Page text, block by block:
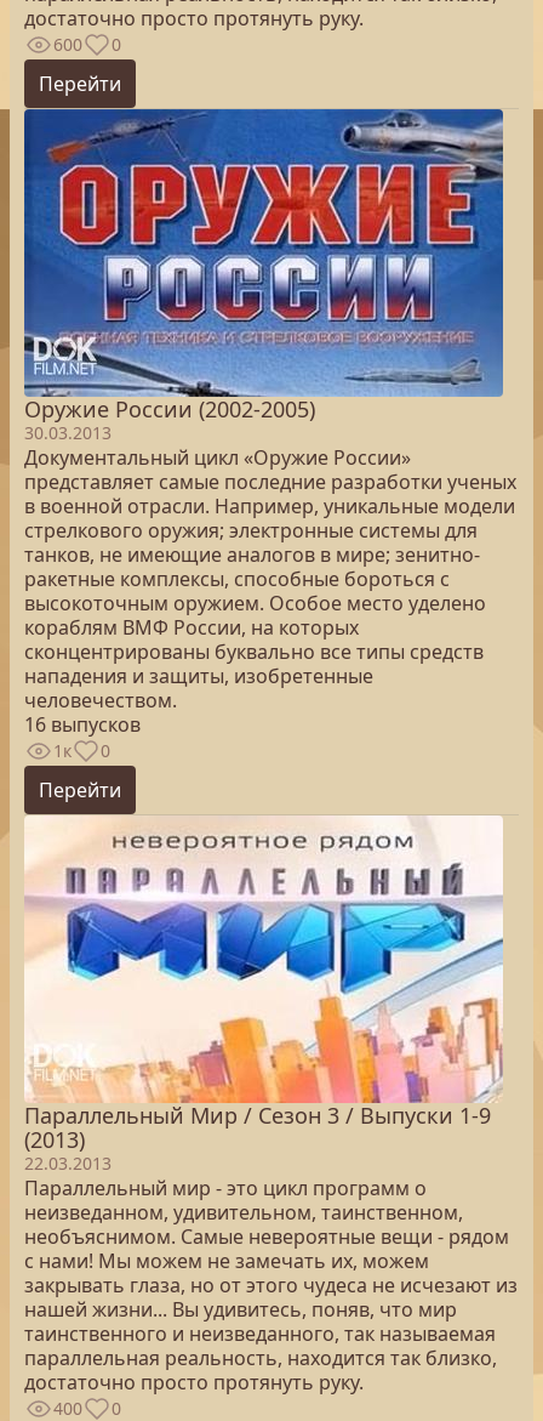
достаточно просто протянуть руку.
600 0
Перейти
Оружие России (2002-2005)
30.03.2013
Документальный цикл «Оружие России»
представляет самые последние разработки ученых
в военной отрасли. Например, уникальные модели
стрелкового оружия; электронные системы для
танков, не имеющие аналогов в мире; зенитно-
ракетные комплексы, способные бороться с
высокоточным оружием. Особое место уделено
кораблям ВМФ России, на которых
сконцентрированы буквально все типы средств
нападения и защиты, изобретенные
человечеством.
16 выпусков
1к 0
Перейти
Параллельный Мир / Сезон 3 / Выпуски 1-9
(2013)
22.03.2013
Параллельный мир - это цикл программ о
неизведанном, удивительном, таинственном,
необъяснимом. Самые невероятные вещи - рядом
с нами! Мы можем не замечать их, можем
закрывать глаза, но от этого чудеса не исчезают из
нашей жизни... Вы удивитесь, поняв, что мир
таинственного и неизведанного, так называемая
параллельная реальность, находится так близко,
достаточно просто протянуть руку.
400 0